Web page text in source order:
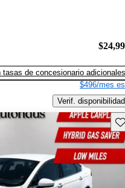
tasas de concesionario adicionales
$496/mes
Verif. disponibilidad